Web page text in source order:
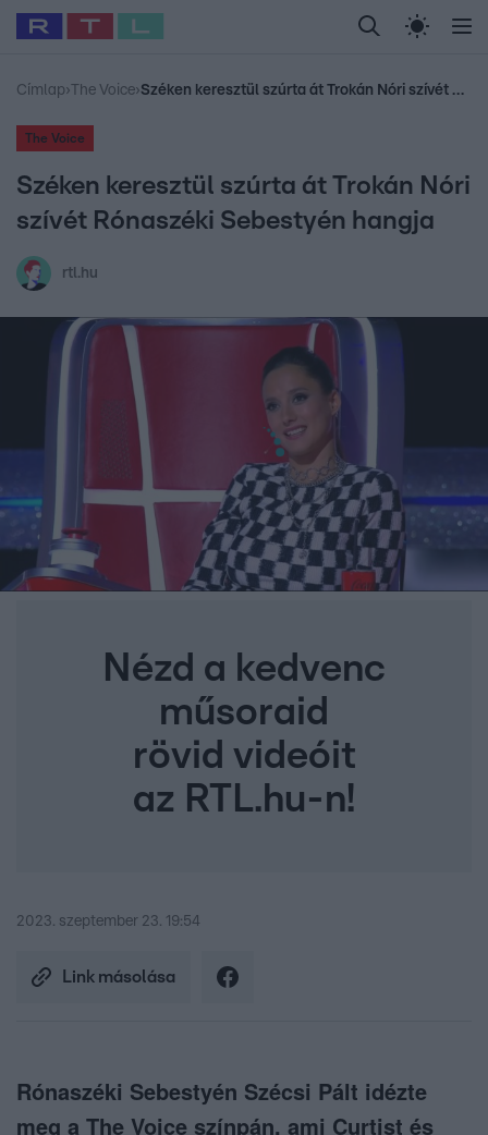
Legfrissebb RTL Híradó Randi Celeb vagyok,
Babits Marcella Most Wanted Gallusz
Címlap› The Voice› Széken keresztül szúrta át Trokán Nóri szívét Rónaszéki Sebestyén hangja
The Voice
Széken keresztül szúrta át Trokán Nóri
szívét Rónaszéki Sebestyén hangja
rtl.hu
Nézd a kedvenc
műsoraid
rövid videóit
az RTL.hu-n!
2023. szeptember 23. 19:54
Link másolása
Rónaszéki Sebestyén Szécsi Pált idézte
meg a The Voice színpán, ami Curtist és